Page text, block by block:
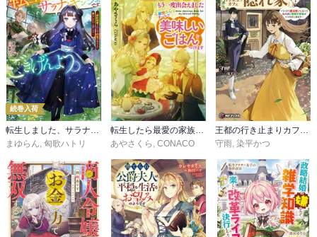
続巻入荷
転生しました、サラナ・キンジェです。ごきげんよう。
まゆらん, 匈歌ハトリ
転生したら最愛の家族にもう一度出会えました
あやさくら , CONACO
王都の行き止まりカフェ『隠れ家』 ～うっかり魔法使いになった私の店に筆頭文官様がくつろぎに来ます～
守雨, 染平かつ